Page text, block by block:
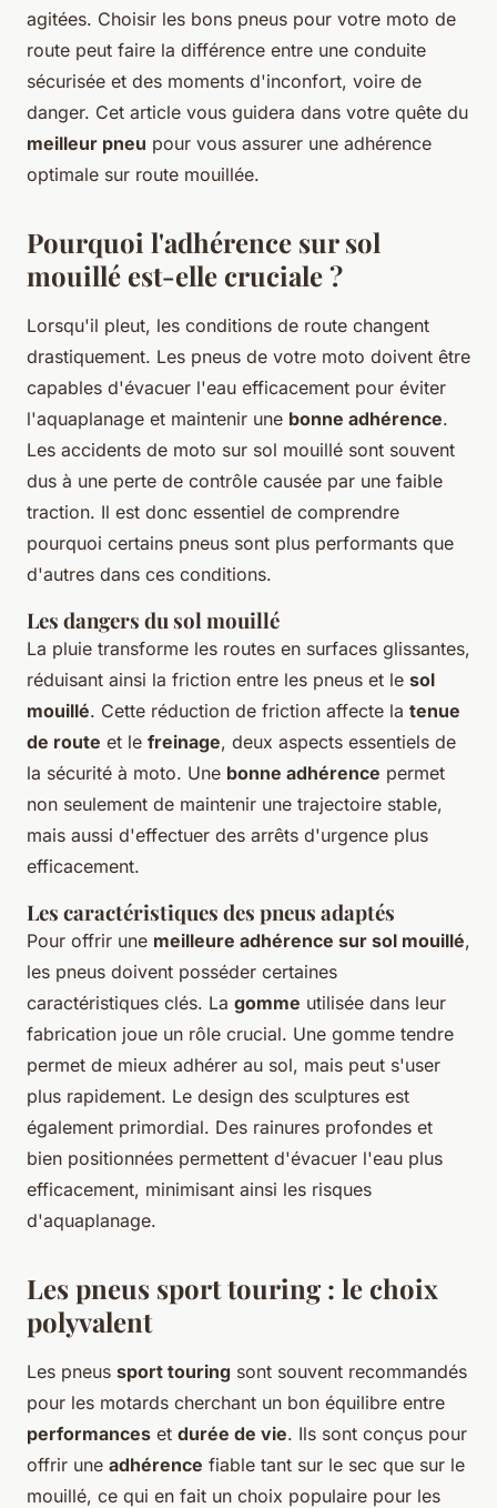
agitées. Choisir les bons pneus pour votre moto de
route peut faire la différence entre une conduite
sécurisée et des moments d'inconfort, voire de
danger. Cet article vous guidera dans votre quête du
meilleur pneu pour vous assurer une adhérence
optimale sur route mouillée.
Pourquoi l'adhérence sur sol
mouillé est-elle cruciale ?
Lorsqu'il pleut, les conditions de route changent
drastiquement. Les pneus de votre moto doivent être
capables d'évacuer l'eau efficacement pour éviter
l'aquaplanage et maintenir une bonne adhérence.
Les accidents de moto sur sol mouillé sont souvent
dus à une perte de contrôle causée par une faible
traction. Il est donc essentiel de comprendre
pourquoi certains pneus sont plus performants que
d'autres dans ces conditions.
Les dangers du sol mouillé
La pluie transforme les routes en surfaces glissantes,
réduisant ainsi la friction entre les pneus et le sol
mouillé. Cette réduction de friction affecte la tenue
de route et le freinage, deux aspects essentiels de
la sécurité à moto. Une bonne adhérence permet
non seulement de maintenir une trajectoire stable,
mais aussi d'effectuer des arrêts d'urgence plus
efficacement.
Les caractéristiques des pneus adaptés
Pour offrir une meilleure adhérence sur sol mouillé,
les pneus doivent posséder certaines
caractéristiques clés. La gomme utilisée dans leur
fabrication joue un rôle crucial. Une gomme tendre
permet de mieux adhérer au sol, mais peut s'user
plus rapidement. Le design des sculptures est
également primordial. Des rainures profondes et
bien positionnées permettent d'évacuer l'eau plus
efficacement, minimisant ainsi les risques
d'aquaplanage.
Les pneus sport touring : le choix
polyvalent
Les pneus sport touring sont souvent recommandés
pour les motards cherchant un bon équilibre entre
performances et durée de vie. Ils sont conçus pour
offrir une adhérence fiable tant sur le sec que sur le
mouillé, ce qui en fait un choix populaire pour les